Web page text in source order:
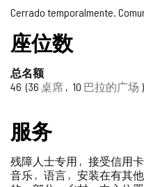
中
添
加/
删
除
Cerrado temporalmente.
座位数
总名额
46 36 桌席 10 巴拉的广场
服务
残障人士专用 接受信用卡
音乐
语言 安装在有其